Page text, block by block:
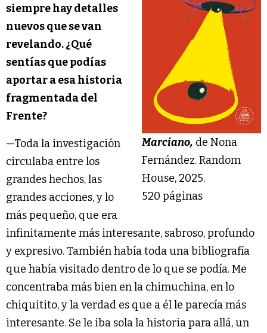
Marciano, de Nona
Fernández. Random
House, 2025.
520 páginas
siempre hay detalles
nuevos que se van
revelando. ¿Qué
sentías que podías
aportar a esa historia
fragmentada del
Frente?
—Toda la investigación
circulaba entre los
grandes hechos, las
grandes acciones, y lo
más pequeño, que era
infinitamente más interesante, sabroso, profundo
y expresivo. También había toda una bibliografía
que había visitado dentro de lo que se podía. Me
concentraba más bien en la chimuchina, en lo
chiquitito, y la verdad es que a él le parecía más
interesante. Se le iba sola la historia para allá, un